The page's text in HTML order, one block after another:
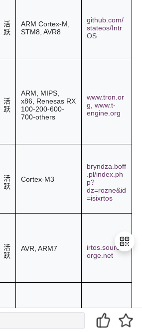
活
跃
ARM Cortex-M,
STM8, AVR8
github.com/
stateos/Intr
OS
活
跃
ARM, MIPS,
x86, Renesas RX
100-200-600-
700-others
www.tron.or
g www.t-
engine.org
活
跃
Cortex-M3
bryndza.boff
.pl/index.ph
p?
dz=rozne&id
=isixrtos
活
跃
AVR, ARM7
irtos.sourcef
orge.net
活
x86
www.kolibrio
s.org